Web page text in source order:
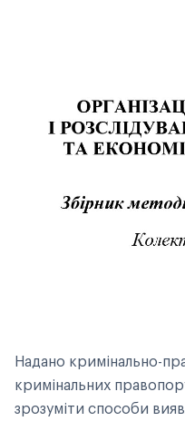
Надано кримінально-
кримінальних
зрозуміти способи